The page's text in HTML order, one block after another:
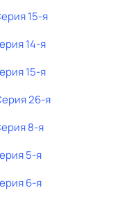
15-я
14-я
15-я
26-я
8-я
5-я
6-я